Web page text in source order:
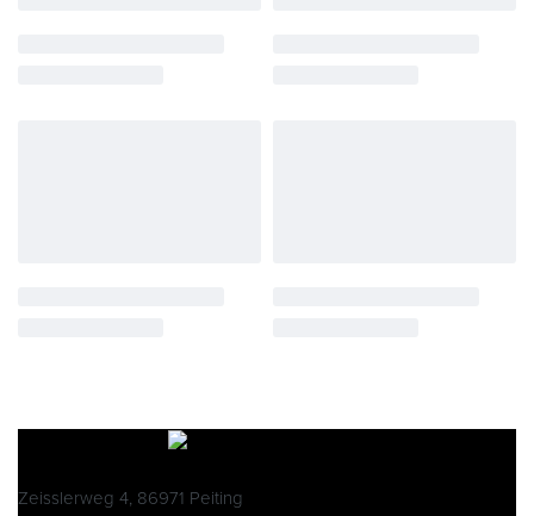
Zeisslerweg 4, 86971 Peiting